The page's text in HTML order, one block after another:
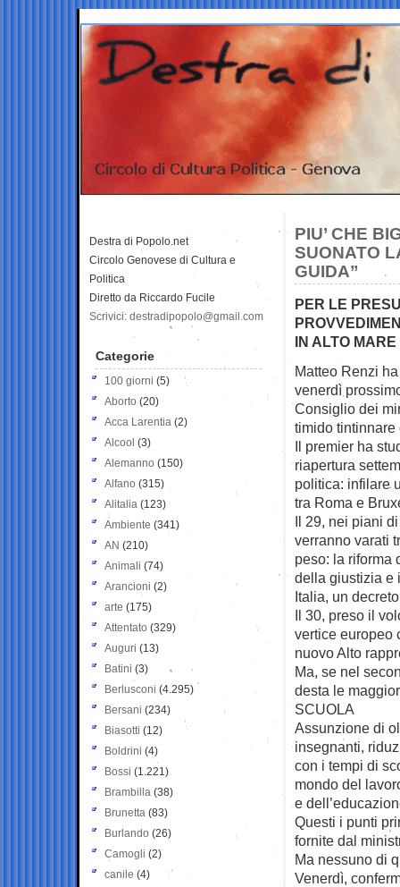
PIU’ CHE
SUONATO
GUIDA”
PER LE
IN ALTO MARE
Matteo Renzi
venerdì
Consiglio dei
timido
Il premier ha
riapertura
politica: infilare
tra Roma e
Il 29, nei piani
verranno varati
peso: la riforma
della giustizia e
Italia, un
Il 30, preso il
vertice europeo
nuovo Alto
Ma, se nel
desta le
SCUOLA
Assunzione di
insegnanti,
con i tempi di
mondo del
e
Questi i punti
fornite dal
Ma nessuno di
Venerdì,
Destra di Popolo.net
Circolo Genovese di Cultura e
Politica
Diretto da Riccardo Fucile
Scrivici: destradipopolo@gmail.com
Categorie
100 giorni (5)
Aborto (20)
Acca Larentia (2)
Alcool (3)
Alemanno (150)
Alfano (315)
Alitalia (123)
Ambiente (341)
AN (210)
Animali (74)
Arancioni (2)
arte (175)
Attentato (329)
Auguri (13)
Batini (3)
Berlusconi (4.295)
Bersani (234)
Biasotti (12)
Boldrini (4)
Bossi (1.221)
Brambilla (38)
Brunetta (83)
Burlando (26)
Camogli (2)
canile (4)